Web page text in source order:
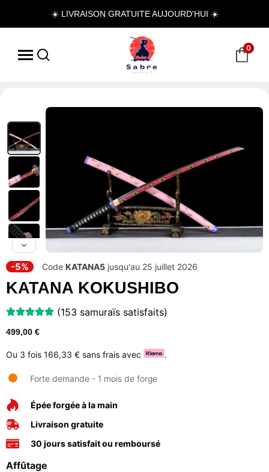
☀️ LIVRAISON GRATUITE AUJOURD'HUI ☀️
0
-5% Code KATANA5 jusqu'au 25 juillet 2026
KATANA KOKUSHIBO
(153 samuraïs satisfaits)
499,00 €
Ou 3 fois 166,33 € sans frais avec .
Forte demande - 1 mois de forge
Épée forgée à la main
Livraison gratuite
30 jours satisfait ou remboursé
Affûtage